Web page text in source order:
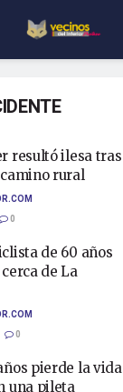
resultó ilesa tras
rural
0
de 60 años
de La
0
pierde la vida
una pileta